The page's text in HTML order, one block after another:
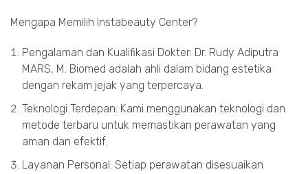
Mengapa Memilih Instabeauty Center?
Pengalaman dan Kualifikasi Dokter: Dr. Rudy Adiputra
MARS, M. Biomed adalah ahli dalam bidang estetika
dengan rekam jejak yang terpercaya.
Teknologi Terdepan: Kami menggunakan teknologi dan
metode terbaru untuk memastikan perawatan yang
aman dan efektif.
Layanan Personal: Setiap perawatan disesuaikan